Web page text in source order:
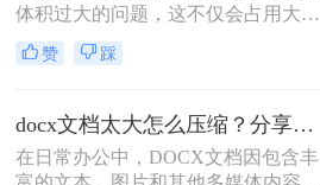
体积过大的问题，这不仅会占用大量
的存储空间，还可能影响文件的传输
速度和编辑效率。那么word怎么压缩
文将介绍三种实用的Word文件压缩方
法。
赞 踩
docx文档太大怎么压缩？分享三种高效方法！
在日常办公中，DOCX文档因包含丰